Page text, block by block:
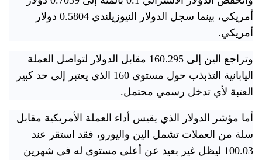
‌أمريكي، بينما سجل الدولار النيوزيلندي 0.5804 دولار
أمريكي.
وتراجع الين إلى 160.295 مقابل الدولار ​لتواصل العملة
اليابانية التذبذب حول مستوى 160 الذي يعتبر إلى حد كبير
العتبة لأي تدخل رسمي محتمل.
أما مؤشر الدولار الذي يقيس أداء العملة الأمريكية مقابل
سلة من العملات تشمل الين ​واليورو، فقد استقر عند
100.03 ليظل غير بعيد عن أعلى مستوى له في شهرين